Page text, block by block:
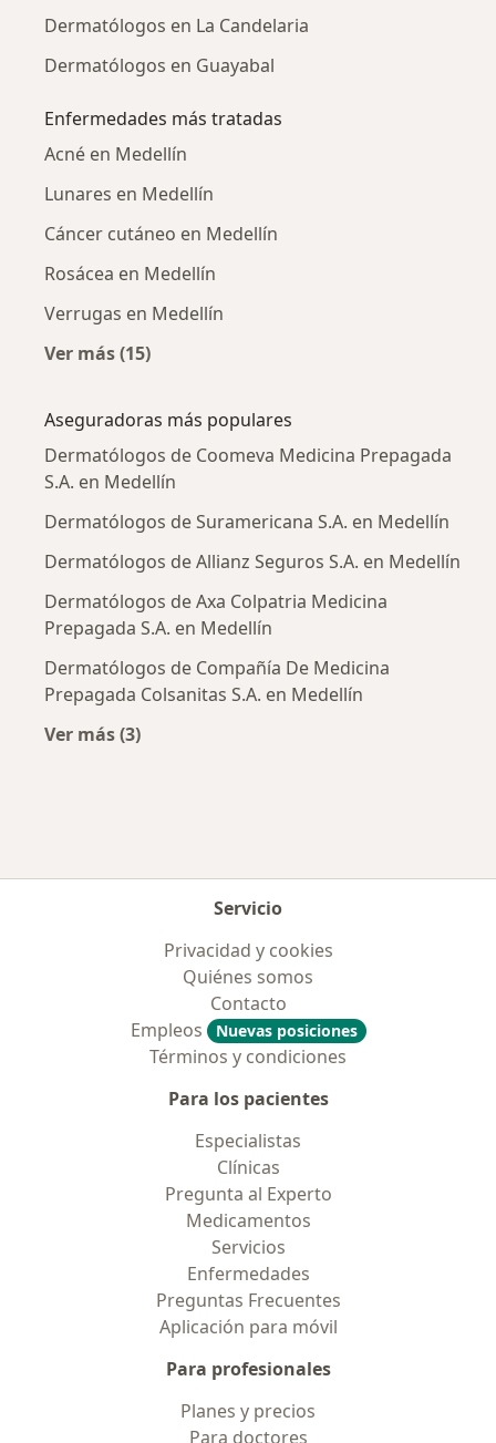
Dermatólogos en La Candelaria
Dermatólogos en Guayabal
Enfermedades más tratadas
Acné en Medellín
Lunares en Medellín
Cáncer cutáneo en Medellín
Rosácea en Medellín
Verrugas en Medellín
Ver más (15)
Aseguradoras más populares
Dermatólogos de Coomeva Medicina Prepagada
S.A. en Medellín
Dermatólogos de Suramericana S.A. en Medellín
Dermatólogos de Allianz Seguros S.A. en Medellín
Dermatólogos de Axa Colpatria Medicina
Prepagada S.A. en Medellín
Dermatólogos de Compañía De Medicina
Prepagada Colsanitas S.A. en Medellín
Ver más (3)
Servicio
Privacidad y cookies
Quiénes somos
Contacto
Empleos
Nuevas posiciones
Términos y condiciones
Para los pacientes
Especialistas
Clínicas
Pregunta al Experto
Medicamentos
Servicios
Enfermedades
Preguntas Frecuentes
Aplicación para móvil
Para profesionales
Planes y precios
Para doctores